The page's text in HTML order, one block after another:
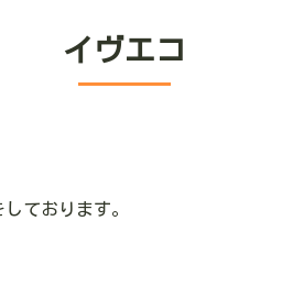
イヴエコ
ております。